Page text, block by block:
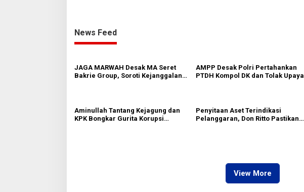
News Feed
JAGA MARWAH Desak MA Seret
Bakrie Group, Soroti Kejanggalan
AMPP Desak Polri Pertahankan
PTDH Kompol DK dan Tolak Upaya
Aminullah Tantang Kejagung dan
KPK Bongkar Gurita Korupsi
Penyitaan Aset Terindikasi
Pelanggaran, Don Ritto Pastikan
View More